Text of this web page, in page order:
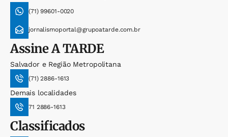
(71) 99601-0020
jornalismoportal@grupoatarde.com.br
AssineA TARDE
Salvador e Região Metropolitana
(71) 2886-1613
Demais localidades
71 2886-1613
Classificados